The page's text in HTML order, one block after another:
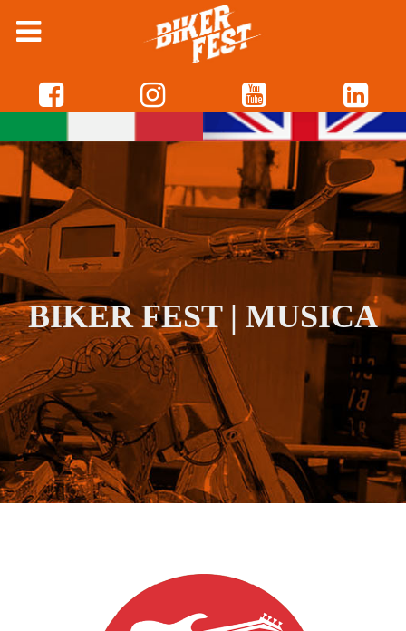
BIKER FEST | MUSICA